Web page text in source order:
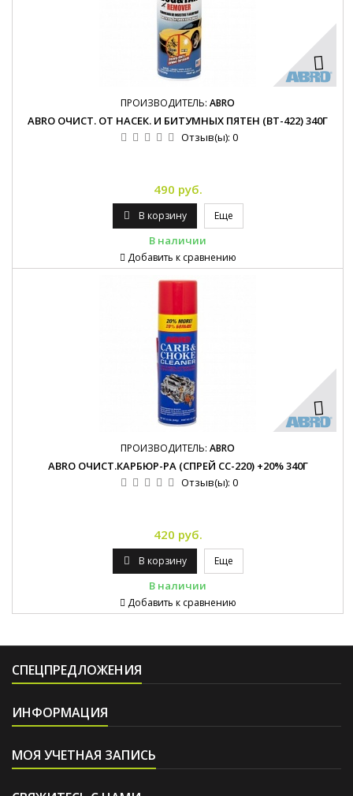
ПРОИЗВОДИТЕЛЬ: ABRO
ABRO ОЧИСТ. ОТ НАСЕК. И БИТУМНЫХ ПЯТЕН (BT-422) 340Г
Отзыв(ы): 0
490 руб.
В корзину Еще
В наличии
Добавить к сравнению
ПРОИЗВОДИТЕЛЬ: ABRO
ABRO ОЧИСТ.КАРБЮР-РА (СПРЕЙ CC-220) +20% 340Г
Отзыв(ы): 0
420 руб.
В корзину Еще
В наличии
Добавить к сравнению
СПЕЦПРЕДЛОЖЕНИЯ
ИНФОРМАЦИЯ
МОЯ УЧЕТНАЯ ЗАПИСЬ